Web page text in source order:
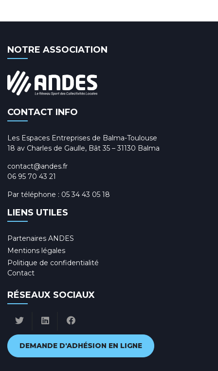
NOTRE ASSOCIATION
CONTACT INFO
Les Espaces Entreprises de Balma-Toulouse
18 av Charles de Gaulle, Bât 35 – 31130 Balma
contact@andes.fr
06 95 70 43 21
Par téléphone : 05 34 43 05 18
LIENS UTILES
Partenaires ANDES
Mentions légales
Politique de confidentialité
Contact
RÉSEAUX SOCIAUX
DEMANDE D'ADHÉSION EN LIGNE